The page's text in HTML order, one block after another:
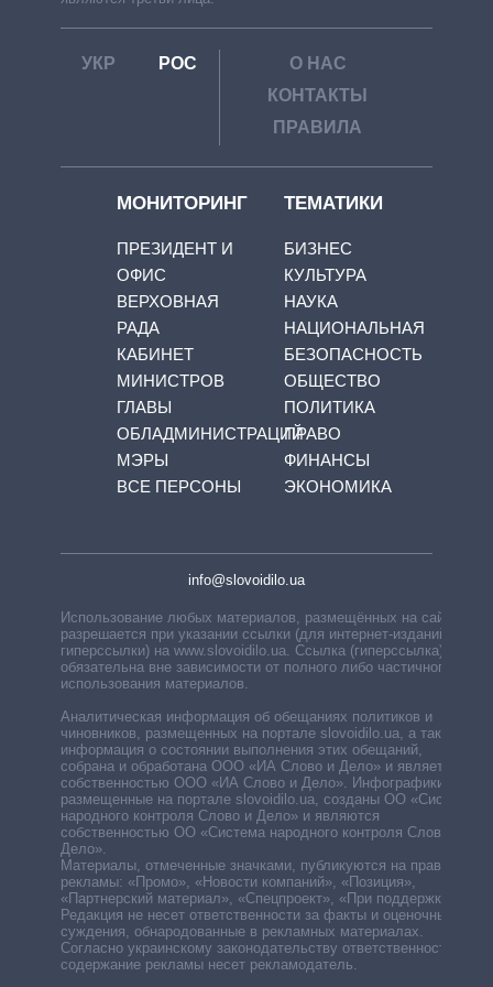
УКР РОС
О НАС
КОНТАКТЫ
ПРАВИЛА
МОНИТОРИНГ
ПРЕЗИДЕНТ И
ОФИС
ВЕРХОВНАЯ
РАДА
КАБИНЕТ
МИНИСТРОВ
ГЛАВЫ
ОБЛАДМИНИСТРАЦИЙ
МЭРЫ
ВСЕ ПЕРСОНЫ
ТЕМАТИКИ
БИЗНЕС
КУЛЬТУРА
НАУКА
НАЦИОНАЛЬНАЯ
БЕЗОПАСНОСТЬ
ОБЩЕСТВО
ПОЛИТИКА
ПРАВО
ФИНАНСЫ
ЭКОНОМИКА
info@slovoidilo.ua
Использование любых материалов, размещённых на сайте,
разрешается при указании ссылки (для интернет-изданий —
гиперссылки) на www.slovoidilo.ua. Ссылка (гиперссылка)
обязательна вне зависимости от полного либо частичного
использования материалов.
Аналитическая информация об обещаниях политиков и
чиновников, размещенных на портале slovoidilo.ua, а также
информация о состоянии выполнения этих обещаний,
собрана и обработана ООО «ИА Слово и Дело» и является
собственностью ООО «ИА Слово и Дело». Инфографики,
размещенные на портале slovoidilo.ua, созданы ОО «Система
народного контроля Слово и Дело» и являются
собственностью ОО «Система народного контроля Слово и
Дело».
Материалы, отмеченные значками, публикуются на правах
рекламы: «Промо», «Новости компаний», «Позиция»,
«Партнерский материал», «Спецпроект», «При поддержке».
Редакция не несет ответственности за факты и оценочные
суждения, обнародованные в рекламных материалах.
Согласно украинскому законодательству ответственность за
содержание рекламы несет рекламодатель.